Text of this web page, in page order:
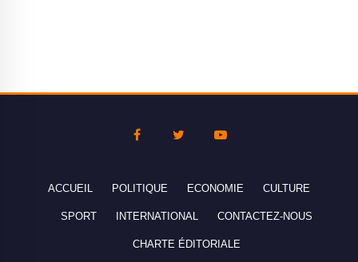
ACCUEIL POLITIQUE ECONOMIE CULTURE
SPORT INTERNATIONAL CONTACTEZ-NOUS
CHARTE ÉDITORIALE